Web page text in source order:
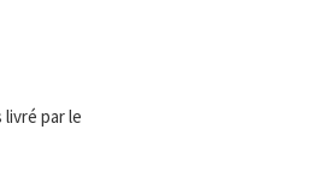
par le